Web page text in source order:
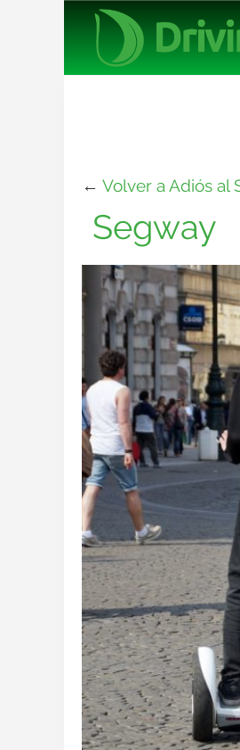
← Volver a Adiós al
Segway